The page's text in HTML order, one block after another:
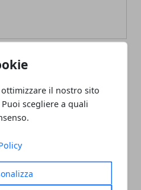
il nostro sito
scegliere a quali